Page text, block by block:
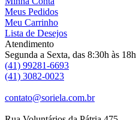
Meus Pedidos
Meu Carrinho
Lista de Desejos
Atendimento
Segunda a Sexta, das 8:30h às 18h
(41) 99281-6693
(41) 3082-0023
contato@soriela.com.br